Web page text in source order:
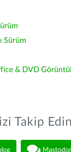
Sürüm
& DVD
Takip Edin